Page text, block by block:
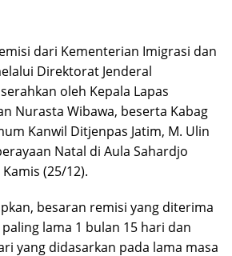
dari Kementerian Imigrasi dan
Direktorat Jenderal
oleh Kepala Lapas
Nurasta Wibawa, beserta Kabag
Kanwil Ditjenpas Jatim, M. Ulin
Natal di Aula Sahardjo
(25/12).
besaran remisi yang diterima
lama 1 bulan 15 hari dan
yang didasarkan pada lama masa